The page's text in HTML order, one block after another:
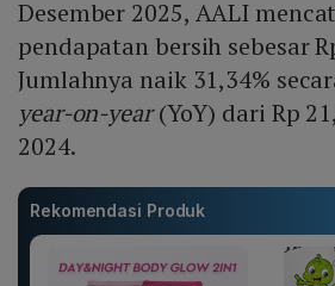
Desember 2025, AALI
pendapatan bersih sebesar
Jumlahnya naik 31,34%
year-on-year(YoY) dari Rp
2024.
Rekomendasi Produk